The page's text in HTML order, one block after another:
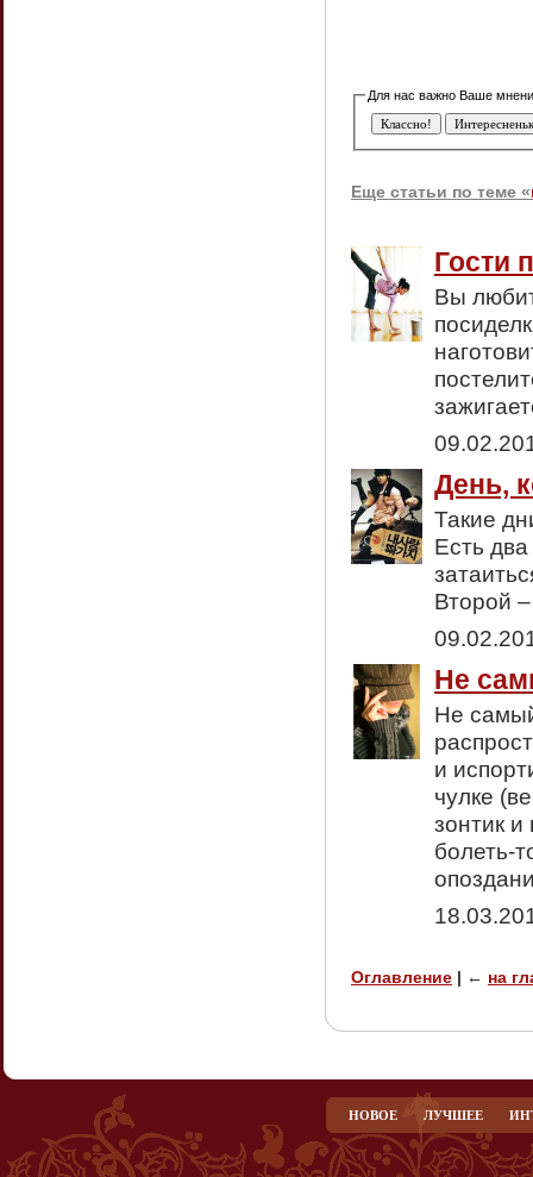
Еще статьи по теме «
Гости
Вы
День,
Такие
Есть
Второй
Не
Не
и
чулке
зонтик
болеть-
Оглавление | ← на
НОВОЕ ЛУЧШЕЕ